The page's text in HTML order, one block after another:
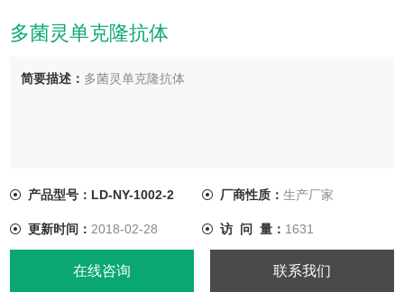
多菌灵单克隆抗体
简要描述： 多菌灵单克隆抗体
产品型号：LD-NY-1002-2 厂商性质： 生产厂家
更新时间： 2018-02-28 访 问 量： 1631
在线咨询 联系我们